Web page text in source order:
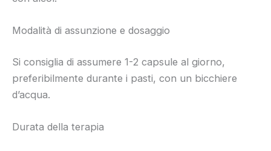
Modalità di assunzione e dosaggio
Si consiglia di assumere 1-2 capsule al giorno,
preferibilmente durante i pasti, con un bicchiere
d’acqua.
Durata della terapia